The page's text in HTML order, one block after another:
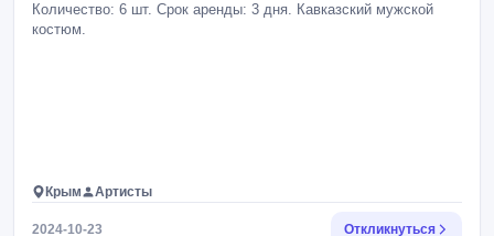
Количество: 6 шт. Срок аренды: 3 дня. Кавказский мужской
костюм.
Крым Артисты
2024-10-23 Откликнуться